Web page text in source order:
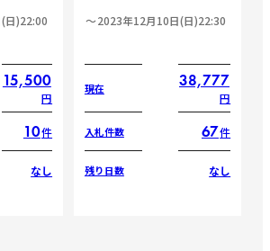
日)22:00
15,500
円
10件
なし
2023年12月10日(日)22:30
現在 38,777
円
入札件数 67件
残り日数 なし